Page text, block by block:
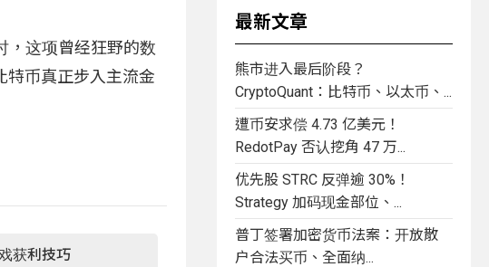
，这项曾经狂野的数
特币真正步入主流金
获利技巧
最新文章
熊市进入最后阶段？
CryptoQuant：比特币、以太币、...
遭币安求偿 4.73 亿美元！
RedotPay 否认挖角 47 万...
优先股 STRC 反弹逾 30%！
Strategy 加码现金部位、...
普丁签署加密货币法案：开放散
户合法买币、全面纳...